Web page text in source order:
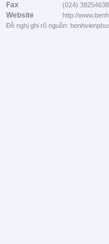
Fax (024) 38254638
Website
http://
Đề nghị ghi rõ nguồn: